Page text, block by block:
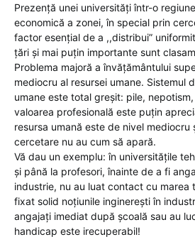
Prezență unei universități într-o
economică a zonei, în special prin
factor esențial de a ,,distribui”
țări și mai puțin importante sunt
Problema majoră a învățământului
mediocru al resursei umane. Sistemul
umane este total greșit: pile,
valoarea profesională este puțin
resursa umană este de nivel
cercetare nu au cum să apară.
Vă dau un exemplu: în universitățile
și până la profesori, înainte de a fi
industrie, nu au luat contact cu marea
fixat solid noțiunile inginerești în
angajați imediat după școală sau au
handicap este irecuperabil!